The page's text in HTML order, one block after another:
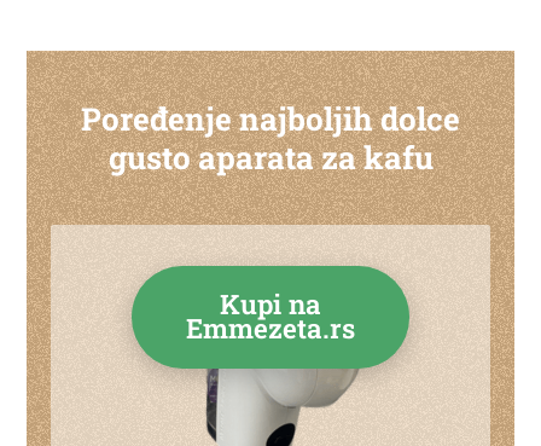
Poređenje najboljih dolce
gusto aparata za kafu
Kupi na
Emmezeta.rs